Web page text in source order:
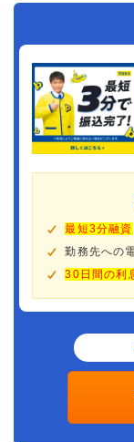
最短3分融資
勤務先への
30日間の利